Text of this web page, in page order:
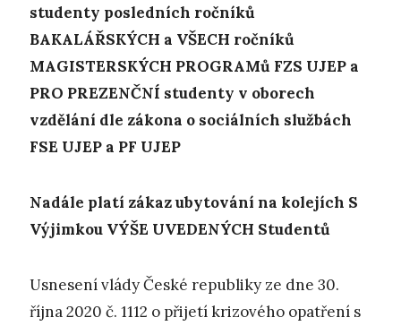
studenty posledních ročníků
BAKALÁŘSKÝCH a VŠECH ročníků
MAGISTERSKÝCH PROGRAMů FZS UJEP a
PRO PREZENČNÍ studenty v oborech
vzdělání dle zákona o sociálních službách
FSE UJEP a PF UJEP
Nadále platí zákaz ubytování na kolejích S
Výjimkou VÝŠE UVEDENÝCH Studentů
Usnesení vlády České republiky ze dne 30.
října 2020 č. 1112 o přijetí krizového opatření s